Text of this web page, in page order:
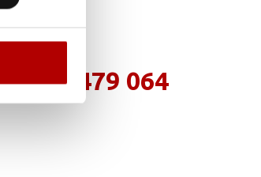
976 479 064